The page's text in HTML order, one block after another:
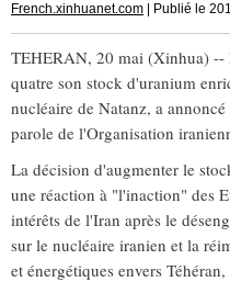
French.xinhuanet.com | Publié le
TEHERAN, 20 mai (Xinhua)
quatre son stock d'uranium
nucléaire de Natanz, a
parole de l'Organisation
La décision d'augmenter le
une réaction à "l'inaction" des
intérêts de l'Iran après le
sur le nucléaire iranien et la
et énergétiques envers